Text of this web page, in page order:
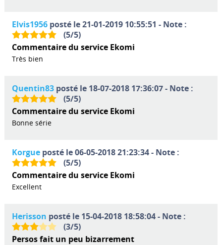
Elvis1956posté le 21-01-2019 10:55:51 - Note :
(5/5)
Commentaire du service Ekomi
Très bien
Quentin83posté le 18-07-2018 17:36:07 - Note :
(5/5)
Commentaire du service Ekomi
Bonne série
Korgueposté le 06-05-2018 21:23:34 - Note :
(5/5)
Commentaire du service Ekomi
Excellent
Herisson posté le 15-04-2018 18:58:04 - Note :
(3/5)
Persos fait un peu bizarrement